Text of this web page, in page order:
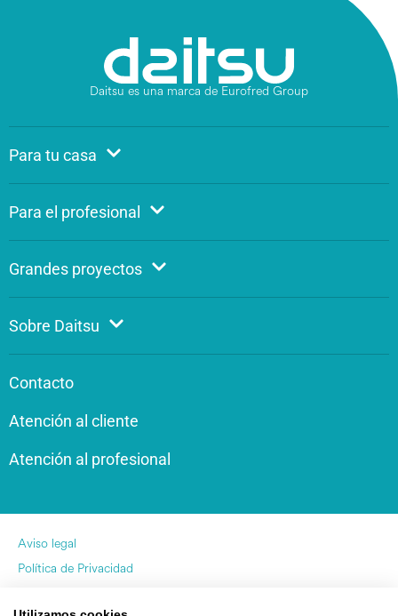
Daitsu es una marca de Eurofred Group
Para tu casa
Para el profesional
Grandes proyectos
Sobre Daitsu
Contacto
Atención al cliente
Atención al profesional
Aviso legal
Política de Privacidad